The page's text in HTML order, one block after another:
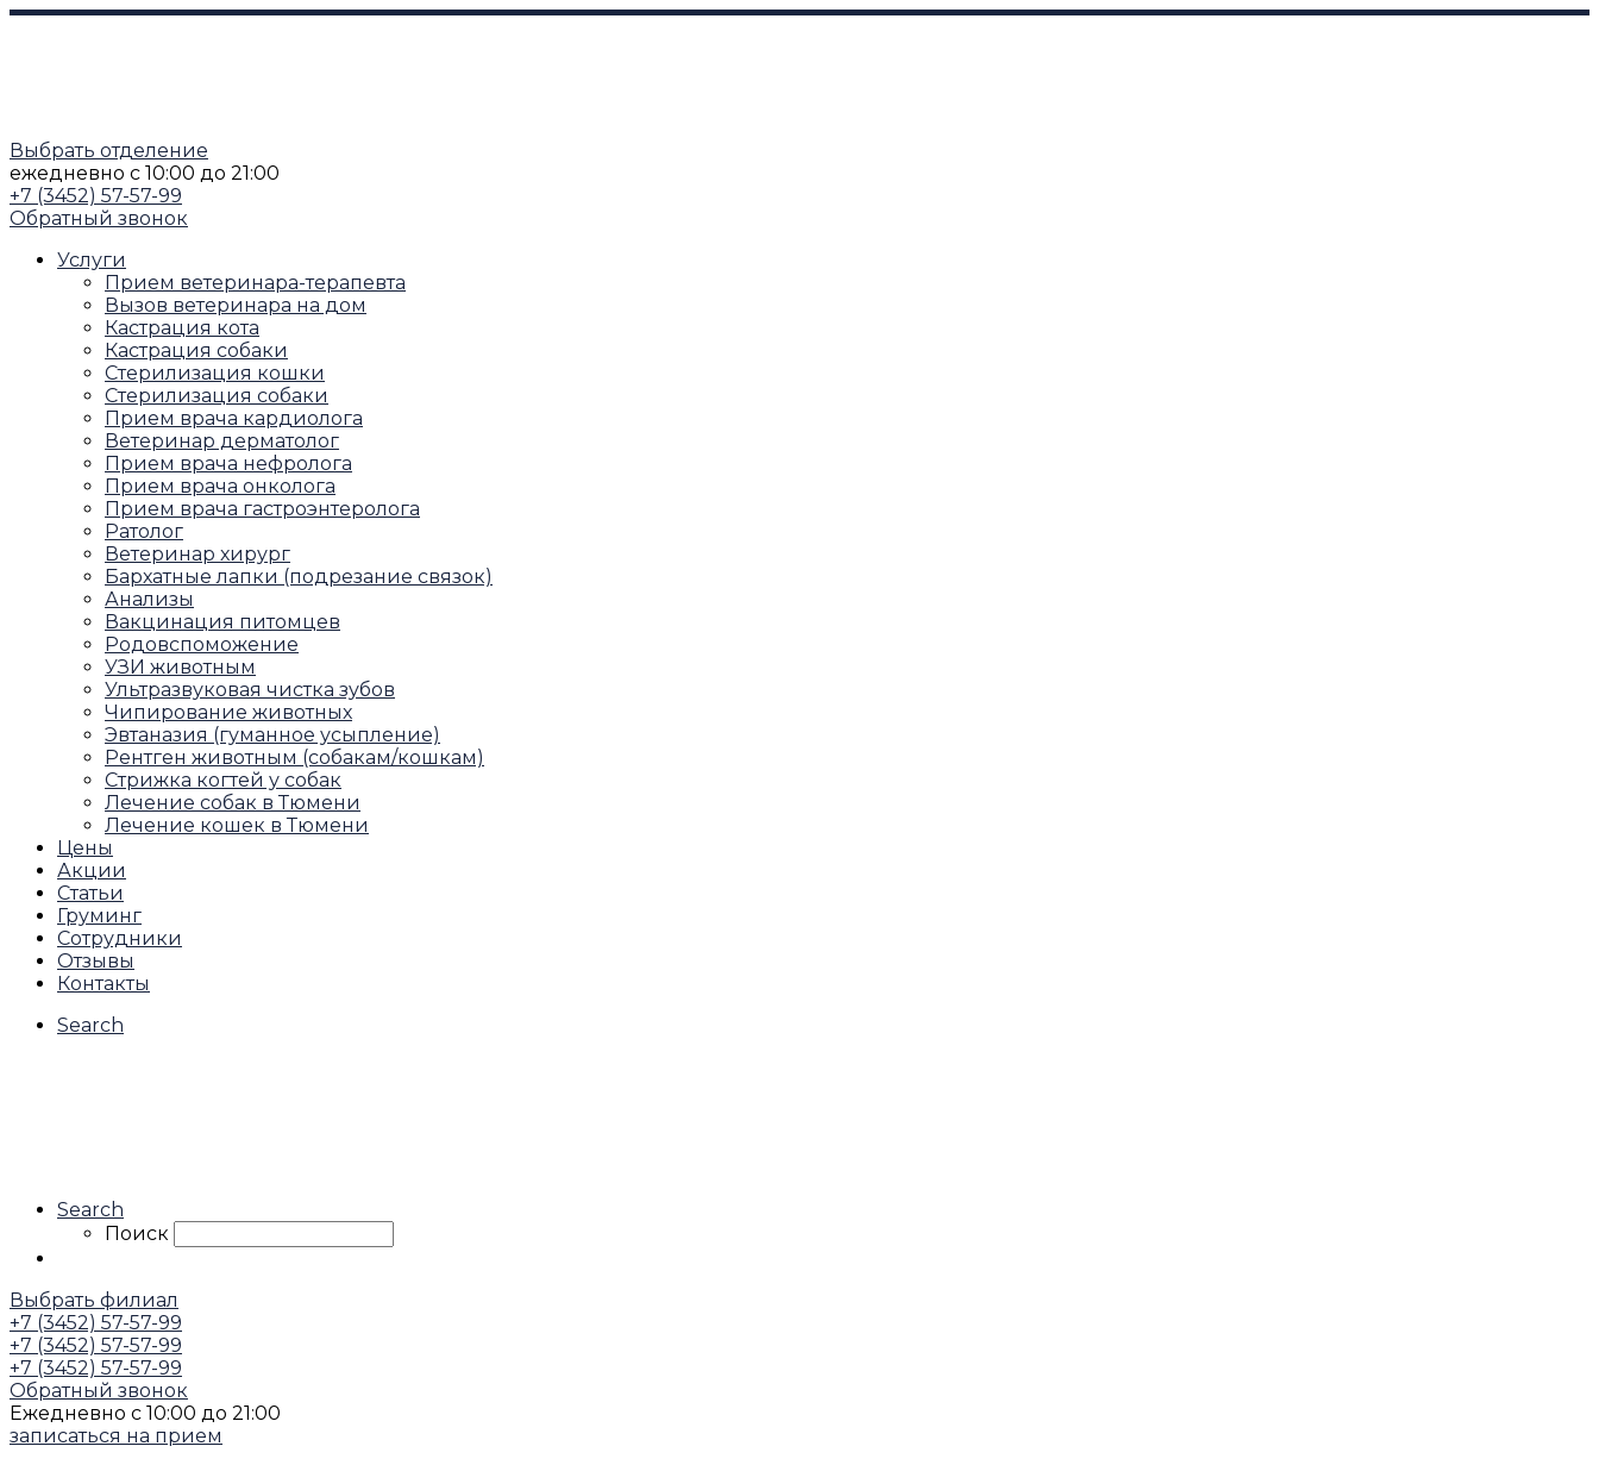
Выбрать отделение
ежедневно с 10:00 до 21:00
+7 (3452) 57-57-99
Обратный звонок
Услуги
Прием ветеринара-терапевта
Вызов ветеринара на дом
Кастрация кота
Кастрация собаки
Стерилизация кошки
Стерилизация собаки
Прием врача кардиолога
Ветеринар дерматолог
Прием врача нефролога
Прием врача онколога
Прием врача гастроэнтеролога
Ратолог
Ветеринар хирург
Бархатные лапки (подрезание связок)
Анализы
Вакцинация питомцев
Родовспоможение
УЗИ животным
Ультразвуковая чистка зубов
Чипирование животных
Эвтаназия (гуманное усыпление)
Рентген животным (собакам/кошкам)
Стрижка когтей у собак
Лечение собак в Тюмени
Лечение кошек в Тюмени
Цены
Акции
Статьи
Груминг
Сотрудники
Отзывы
Контакты
Search
Search
Поиск
Выбрать филиал
+7 (3452) 57-57-99
+7 (3452) 57-57-99
+7 (3452) 57-57-99
Обратный звонок
Ежедневно с 10:00 до 21:00
записаться на прием